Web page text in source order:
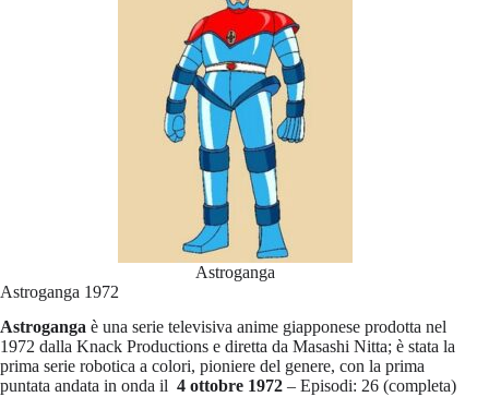
Astroganga
Astroganga 1972
Astroganga è una serie televisiva anime giapponese prodotta nel
1972 dalla Knack Productions e diretta da Masashi Nitta; è stata la
prima serie robotica a colori, pioniere del genere, con la prima
puntata andata in onda il 4 ottobre 1972 – Episodi: 26 (completa)